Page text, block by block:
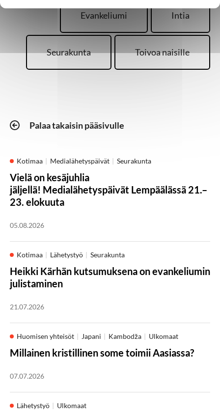
Evankeliumi Intia
Seurakunta Toivoa naisille
Palaa takaisin pääsivulle
Kotimaa Medialähetyspäivät Seurakunta
Vielä on kesäjuhlia
jäljellä! Medialähetyspäivät Lempäälässä 21.–
23. elokuuta
05.08.2026
Kotimaa Lähetystyö Seurakunta
Heikki Kärhän kutsumuksena on evankeliumin
julistaminen
21.07.2026
Huomisen yhteisöt Japani Kambodža Ulkomaat
Millainen kristillinen some toimii Aasiassa?
07.07.2026
Lähetystyö Ulkomaat